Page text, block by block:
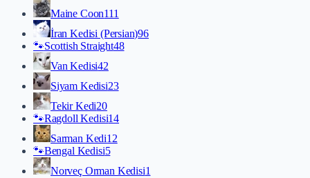
Maine Coon111
İran Kedisi (Persian)96
🐾Scottish Straight48
Van Kedisi42
Siyam Kedisi23
Tekir Kedi20
🐾Ragdoll Kedisi14
Sarman Kedi12
🐾Bengal Kedisi5
Norveç Orman Kedisi1